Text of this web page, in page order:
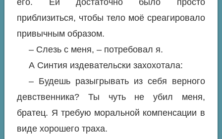
его. Ей достаточно было просто
приблизиться, чтобы тело моё среагировало
привычным образом.
– Слезь с меня, – потребовал я.
А Синтия издевательски захохотала:
– Будешь разыгрывать из себя верного
девственника? Ты чуть не убил меня,
братец. Я требую моральной компенсации в
виде хорошего траха.